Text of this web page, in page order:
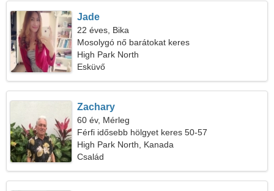
Jade
22 éves, Bika
Mosolygó nő barátokat keres
High Park North
Esküvő
Zachary
60 év, Mérleg
Férfi idősebb hölgyet keres 50-57
High Park North, Kanada
Család